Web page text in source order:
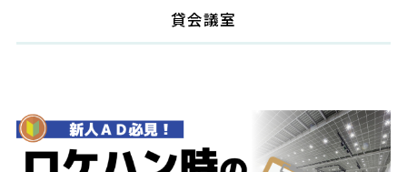
貸会議室